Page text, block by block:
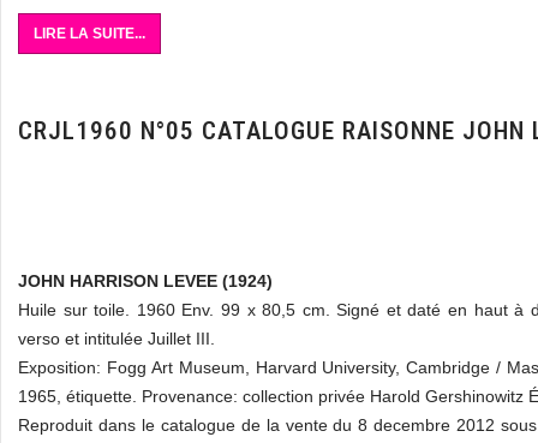
LIRE LA SUITE...
CRJL1960 N°05 CATALOGUE RAISONNE JOHN
JOHN HARRISON LEVEE (1924)
Huile sur toile. 1960 Env. 99 x 80,5 cm. Signé et daté en haut à
verso et intitulée Juillet III.
Exposition: Fogg Art Museum, Harvard University, Cambridge /
1965, étiquette. Provenance: collection privée Harold Gershinowitz
Reproduit dans le catalogue de la vente du 8 decembre 2012